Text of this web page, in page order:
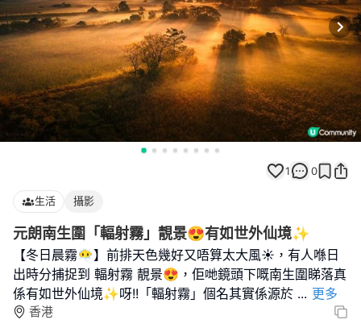
1 0
生活 攝影
元朗南生圍「輻射霧」靚景😍有如世外仙境✨
【冬日晨霧😶‍🌫️】前排天色幾好又唔算太大風☀️，有人喺日
出時分捕捉到 輻射霧 靚景😍，佢哋鏡頭下嘅南生圍睇落真
係有如世外仙境✨呀!!「輻射霧」個名其實係源於 ... 更多
香港